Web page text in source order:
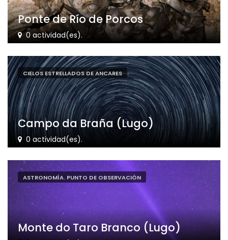
Ponte de Río de Porcos
0 actividad(es).
CIELOS ESTRELLADOS DE ANCARES
Campo da Braña (Lugo)
0 actividad(es).
ASTRONOMÍA. PUNTO DE OBSERVACIÓN
Monte do Taro Branco (Lugo)